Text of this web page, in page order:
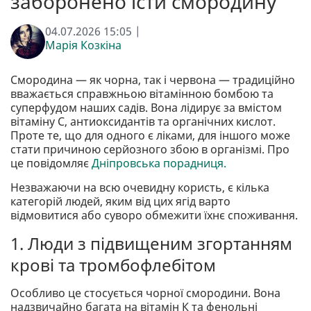
04.07.2026 15:05 |
Марія Козкіна
Смородина — як чорна, так і червона — традиційно
вважається справжньою вітамінною бомбою та
суперфудом наших садів. Вона лідирує за вмістом
вітаміну C, антиоксидантів та органічних кислот.
Проте те, що для одного є ліками, для іншого може
стати причиною серйозного збою в організмі. Про
це повідомляєДніпровська порадниця.
Незважаючи на всю очевидну користь, є кілька
категорій людей, яким від цих ягід варто
відмовитися або суворо обмежити їхнє споживання.
1. Люди з підвищеним згортанням
крові та тромбофлебітом
Особливо це стосується чорної смородини. Вона
надзвичайно багата на вітамін К та фенольні